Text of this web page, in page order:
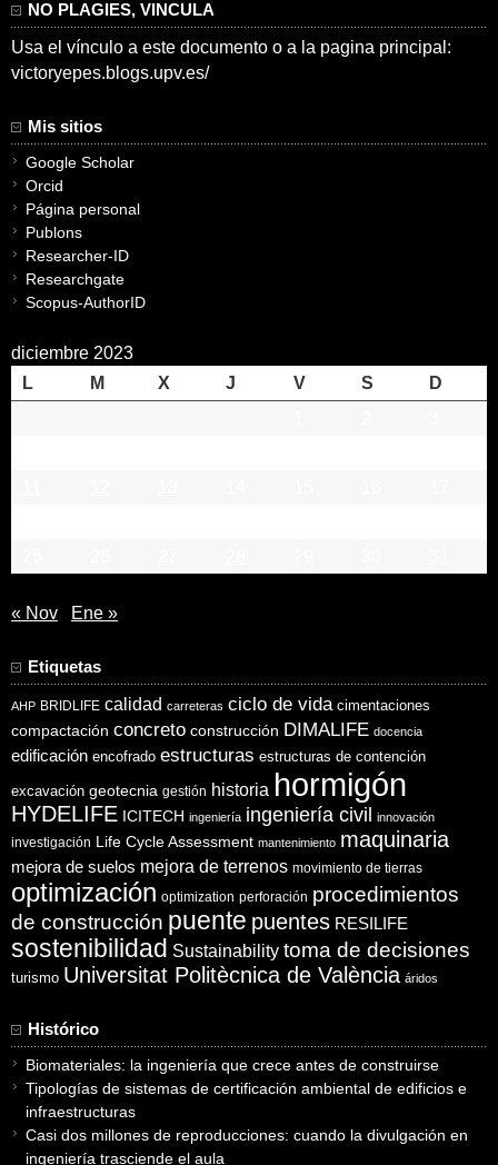
NO PLAGIES, VINCULA
Usa el vínculo a este documento o a la pagina principal:
victoryepes.blogs.upv.es/
Mis sitios
Google Scholar
Orcid
Página personal
Publons
Researcher-ID
Researchgate
Scopus-AuthorID
diciembre 2023
L
M X J V S
D
« Nov Ene »
Etiquetas
AHP BRIDLIFE calidad carreteras ciclo de vida cimentaciones
compactación concreto construcción DIMALIFE docencia
edificación encofrado estructuras estructuras de contención
excavación geotecnia gestión historia hormigón
HYDELIFE ICITECH ingeniería ingeniería civil innovación
investigación Life Cycle Assessment mantenimiento maquinaria
mejora de suelos mejora de terrenos movimiento de tierras
optimización optimization perforación procedimientos
de construcción puente puentes RESILIFE
sostenibilidad Sustainability toma de decisiones
turismo Universitat Politècnica de València áridos
Histórico
Biomateriales: la ingeniería que crece antes de construirse
Tipologías de sistemas de certificación ambiental de edificios e
infraestructuras
Casi dos millones de reproducciones: cuando la divulgación en
ingeniería trasciende el aula